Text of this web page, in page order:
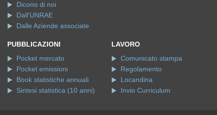
Dicono di noi
Dall'UNRAE
Dalle Aziende associate
PUBBLICAZIONI
Pocket mercato
Pocket emissioni
Book statistiche annuali
Sintesi statistica (10 anni)
LAVORO
Comunicato stampa
Regolamento
Locandina
Invio Curriculum